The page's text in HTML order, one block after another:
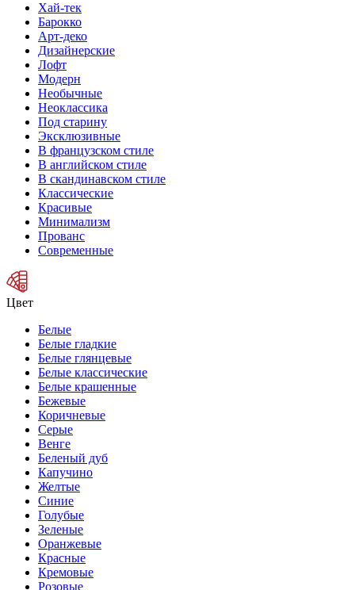
Хай-тек
Барокко
Арт-деко
Дизайнерские
Лофт
Модерн
Необычные
Неоклассика
Под старину
Эксклюзивные
В французском стиле
В английском стиле
В скандинавском стиле
Классические
Красивые
Минимализм
Прованс
Современные
Цвет
Белые
Белые гладкие
Белые глянцевые
Белые классические
Белые крашенные
Бежевые
Коричневые
Серые
Венге
Беленый дуб
Капучино
Желтые
Синие
Голубые
Зеленые
Оранжевые
Красные
Кремовые
Розовые